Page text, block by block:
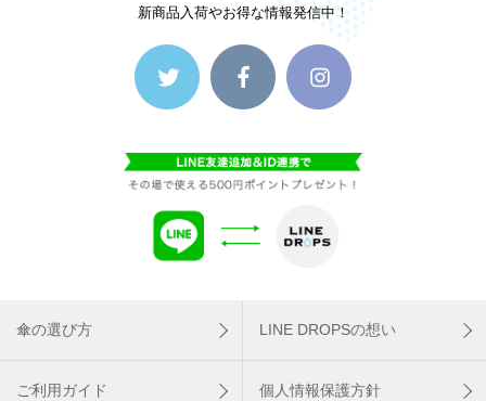
新商品入荷やお得な情報発信中！
傘の選び方 LINE DROPSの想い
ご利用ガイド 個人情報保護方針